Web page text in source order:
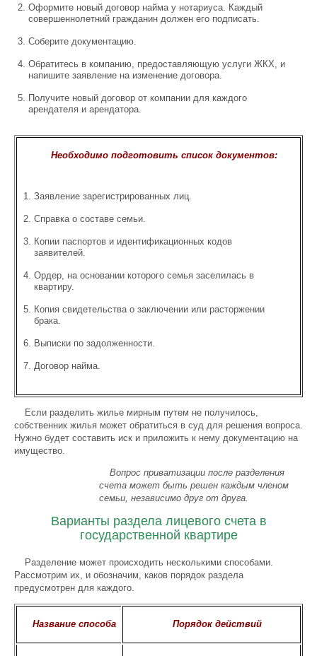
Оформите новый договор найма у нотариуса. Каждый
совершеннолетний гражданин должен его подписать.
Соберите документацию.
Обратитесь в компанию, предоставляющую услуги ЖКХ, и
напишите заявление на изменение договора.
Получите новый договор от компании для каждого
арендателя и арендатора.
Необходимо подготовить список документов:
Заявление зарегистрированных лиц.
Справка о составе семьи.
Копии паспортов и идентификационных кодов
заявителей.
Ордер, на основании которого семья заселилась в
квартиру.
Копия свидетельства о заключении или расторжении
брака.
Выписки по задолженности.
Договор найма.
Если разделить жилье мирным путем не получилось,
собственник жилья может обратиться в суд для решения вопроса.
Нужно будет составить иск и приложить к нему документацию на
имущество.
Вопрос приватизации после разделения
счета может быть решен каждым членом
семьи, независимо друг от друга.
Варианты раздела лицевого счета в
государственной квартире
Разделение может происходить несколькими способами.
Рассмотрим их, и обозначим, каков порядок раздела
предусмотрен для каждого.
Название способа Порядок действий